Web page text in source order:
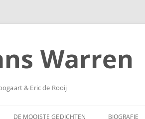
Warren
& Eric de Rooij
DE MOOISTE GEDICHTEN BIOGRAFIE